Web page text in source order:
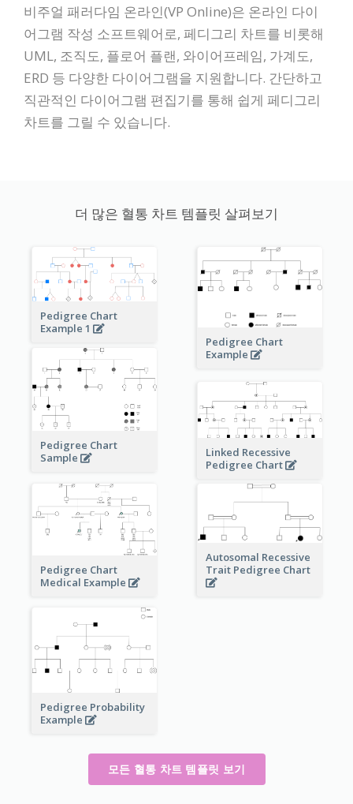
비주얼 패러다임 온라인(VP Online)은 온라인 다이
어그램 작성 소프트웨어로, 페디그리 차트를 비롯해
UML, 조직도, 플로어 플랜, 와이어프레임, 가계도,
ERD 등 다양한 다이어그램을 지원합니다. 간단하고
직관적인 다이어그램 편집기를 통해 쉽게 페디그리
차트를 그릴 수 있습니다.
더 많은 혈통 차트 템플릿 살펴보기
Pedigree Chart
Example 1
Pedigree Chart
Example
Pedigree Chart
Sample
Linked Recessive
Pedigree Chart
Pedigree Chart
Medical Example
Autosomal Recessive
Trait Pedigree Chart
Pedigree Probability
Example
모든 혈통 차트 템플릿 보기